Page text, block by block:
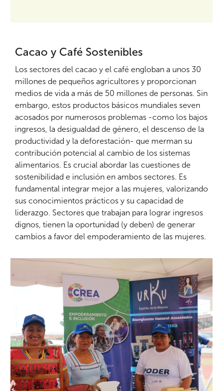
Cacao y Café Sostenibles
Los sectores del cacao y el café engloban a unos 30
millones de pequeños agricultores y proporcionan
medios de vida a más de 50 millones de personas. Sin
embargo, estos productos básicos mundiales seven
acosados por numerosos problemas -como los bajos
ingresos, la desigualdad de género, el descenso de la
productividad y la deforestación- que merman su
contribución potencial al cambio de los sistemas
alimentarios. Es crucial abordar las cuestiones de
sostenibilidad e inclusión en ambos sectores. Es
fundamental integrar mejor a las mujeres, valorizando
sus conocimientos prácticos y su capacidad de
liderazgo. Sectores que trabajan para lograr ingresos
dignos, tienen la oportunidad (y deben) de generar
cambios a favor del empoderamiento de las mujeres.